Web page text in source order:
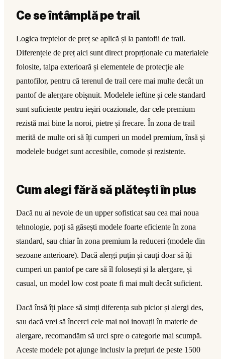
Ce se întâmplă pe trail
Logica treptelor de preț se aplică și la pantofii de trail.
Diferențele de preț aici sunt direct proprționale cu materialele
folosite, talpa exterioară și elementele de protecție ale
pantofilor, pentru că terenul de trail cere mai multe decât un
pantof de alergare obișnuit. Modelele ieftine și cele standard
sunt suficiente pentru ieșiri ocazionale, dar cele premium
rezistă mai bine la noroi, pietre și frecare. În zona de trail
merită de multe ori să îți cumperi un model premium, însă și
modelele budget sunt accesibile, comode și rezistente.
Cum alegi fără să plătești în plus
Dacă nu ai nevoie de un upper sofisticat sau cea mai noua
tehnologie, poți să găsești modele foarte eficiente în zona
standard, sau chiar în zona premium la reduceri (modele din
sezoane anterioare). Dacă alergi puțin și cauți doar să îți
cumperi un pantof pe care să îl folosești și la alergare, și
casual, un model low cost poate fi mai mult decât suficient.
Dacă însă îți place să simți diferența sub picior și alergi des,
sau dacă vrei să încerci cele mai noi inovații în materie de
alergare, recomandăm să urci spre o categorie mai scumpă.
Aceste modele pot ajunge inclusiv la prețuri de peste 1500